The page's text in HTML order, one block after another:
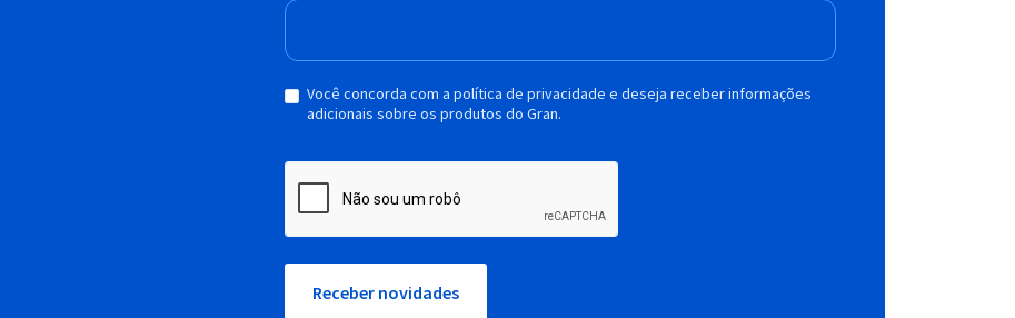
Você concorda com a política de privacidade e deseja receber informações
adicionais sobre os produtos do Gran.
Receber novidades